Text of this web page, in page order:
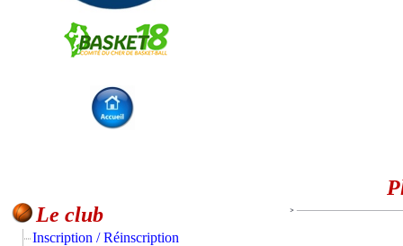
Le club
Inscription / Réinscription